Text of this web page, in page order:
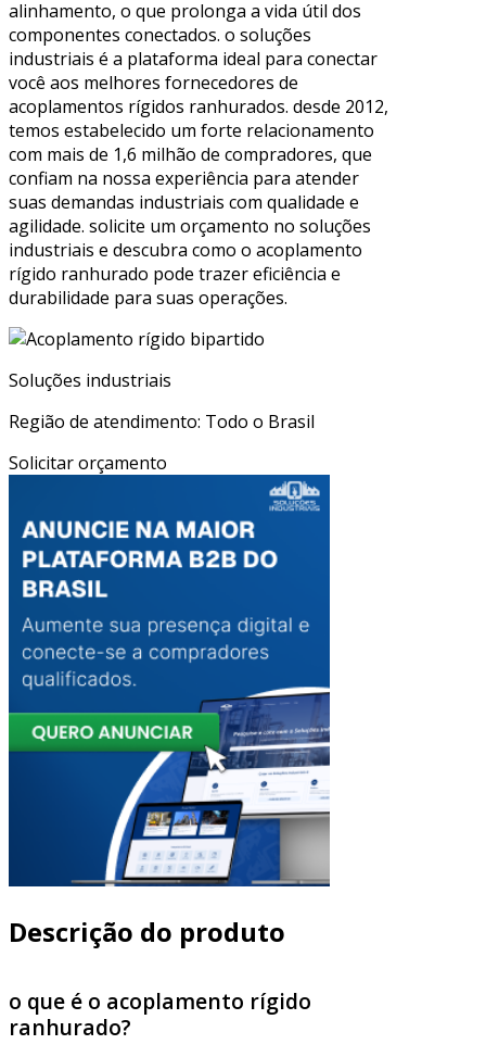
alinhamento, o que prolonga a vida útil dos
componentes conectados. o soluções
industriais é a plataforma ideal para conectar
você aos melhores fornecedores de
acoplamentos rígidos ranhurados. desde 2012,
temos estabelecido um forte relacionamento
com mais de 1,6 milhão de compradores, que
confiam na nossa experiência para atender
suas demandas industriais com qualidade e
agilidade. solicite um orçamento no soluções
industriais e descubra como o acoplamento
rígido ranhurado pode trazer eficiência e
durabilidade para suas operações.
Soluções industriais
Região de atendimento: Todo o Brasil
Solicitar orçamento
Descrição do produto
o que é o acoplamento rígido
ranhurado?